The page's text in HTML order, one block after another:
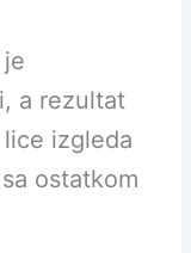
a rezultat
izgleda
ostatkom